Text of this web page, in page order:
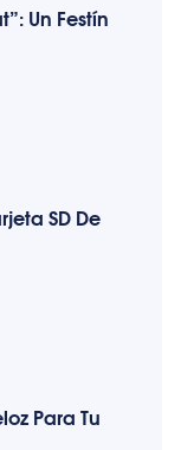
Un Festín
SD De
Para Tu